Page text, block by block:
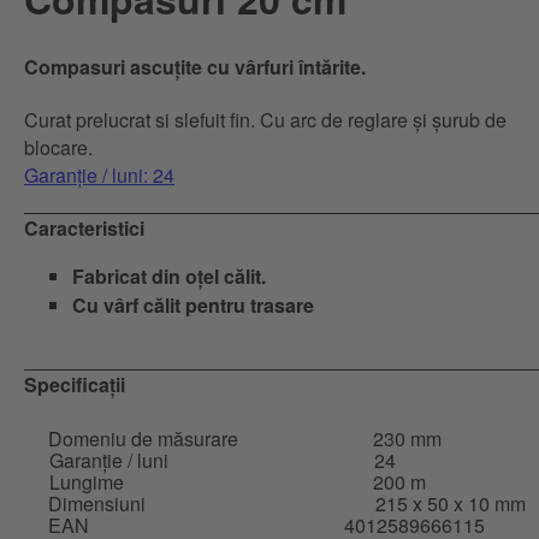
Compasuri ascuțite cu vârfuri întărite.
Curat prelucrat si slefuit fin. Cu arc de reglare și șurub de
blocare.
Garanție / luni: 24
Caracteristici
Fabricat din oțel călit.
Cu vârf călit pentru trasare
Specificații
Domeniu de măsurare
230 mm
Garanție / luni 24
Lungime 200 m
Dimensiuni 215 x 50 x 10 mm
EAN 4012589666115